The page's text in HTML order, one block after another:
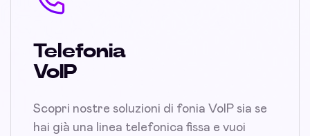
Telefonia
VoIP
Scopri nostre soluzioni di fonia VoIP sia se
hai già una linea telefonica fissa e vuoi